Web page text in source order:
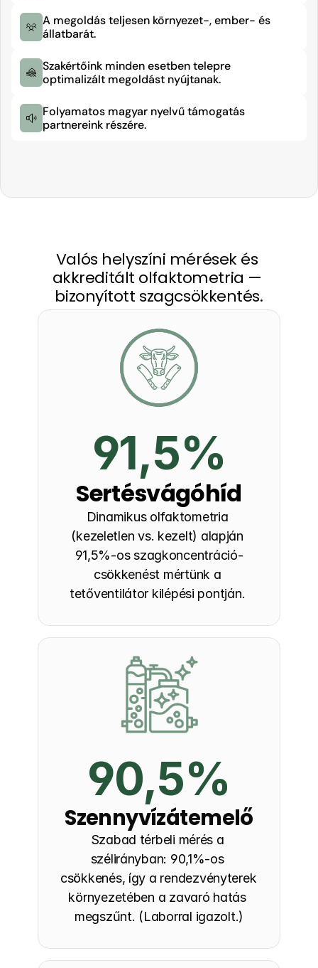
A megoldás teljesen környezet-, ember- és
állatbarát.
Szakértőink minden esetben telepre
optimalizált megoldást nyújtanak.
Folyamatos magyar nyelvű támogatás
partnereink részére.
Valós helyszíni mérések és
akkreditált olfaktometria —
bizonyított szagcsökkentés.
91,5%
Sertésvágóhíd
Dinamikus olfaktometria
(kezeletlen vs. kezelt) alapján
91,5%-os szagkoncentráció-
csökkenést mértünk a
tetőventilátor kilépési pontján.
90,5%
Szennyvízátemelő
Szabad térbeli mérés a
szélirányban: 90,1%-os
csökkenés, így a rendezvényterek
környezetében a zavaró hatás
megszűnt. (Laborral igazolt.)